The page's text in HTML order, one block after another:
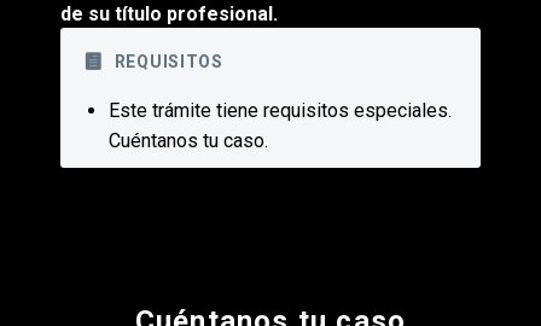
de su título profesional.
REQUISITOS
Este trámite tiene requisitos especiales.
Cuéntanos tu caso.
Please leave this field empty.